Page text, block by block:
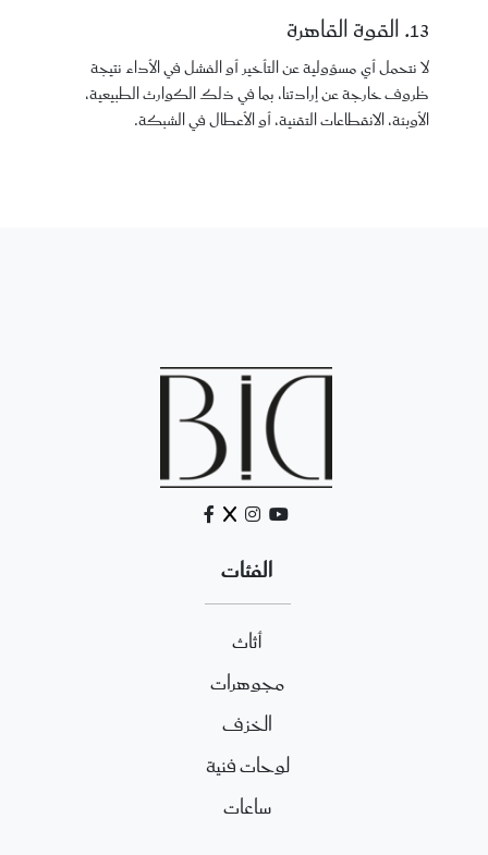
13. القوة القاهرة
لا نتحمل أي مسؤولية عن التأخير أو الفشل في الأداء نتيجة
ظروف خارجة عن إرادتنا، بما في ذلك الكوارث الطبيعية،
الأوبئة، الانقطاعات التقنية، أو الأعطال في الشبكة.
الفئات
أثاث
مجوهرات
الخزف
لوحات فنية
ساعات